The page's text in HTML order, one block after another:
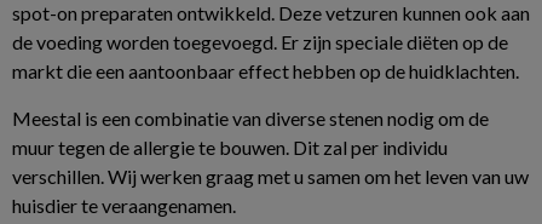
spot-on preparaten ontwikkeld. Deze vetzuren kunnen ook aan
de voeding worden toegevoegd. Er zijn speciale diëten op de
markt die een aantoonbaar effect hebben op de huidklachten.
Meestal is een combinatie van diverse stenen nodig om de
muur tegen de allergie te bouwen. Dit zal per individu
verschillen. Wij werken graag met u samen om het leven van uw
huisdier te veraangenamen.